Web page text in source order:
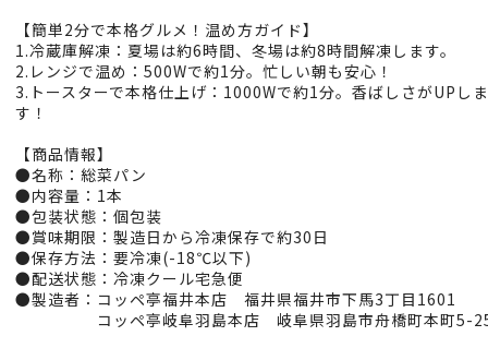
【簡単2分で本格グルメ！温め方ガイド】
1.冷蔵庫解凍：夏場は約6時間、冬場は約8時間解凍します。
2.レンジで温め：500Wで約1分。忙しい朝も安心！
3.トースターで本格仕上げ：1000Wで約1分。香ばしさがUPし
す！
【商品情報】
●名称：総菜パン
●内容量：1本
●包装状態：個包装
●賞味期限：製造日から冷凍保存で約30日
●保存方法：要冷凍(-18℃以下)
●配送状態：冷凍クール宅急便
●製造者：コッペ亭福井本店 福井県福井市下馬3丁目1601
コッペ亭岐阜羽島本店 岐阜県羽島市舟橋町本町5-